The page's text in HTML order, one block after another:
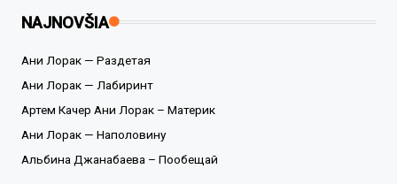
NAJNOVŠIA
Ани Лорак — Раздетая
Ани Лорак — Лабиринт
Артем Качер Ани Лорак – Материк
Ани Лорак — Наполовину
Альбина Джанабаева – Пообещай